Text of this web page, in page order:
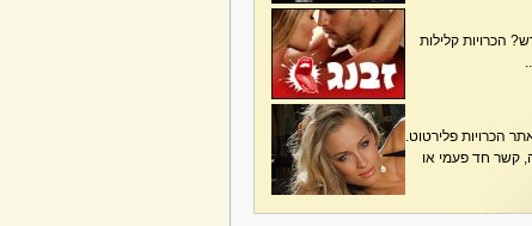
הכרויות קלילות
הכרויות פלירטוט.
קשר חד פעמי או